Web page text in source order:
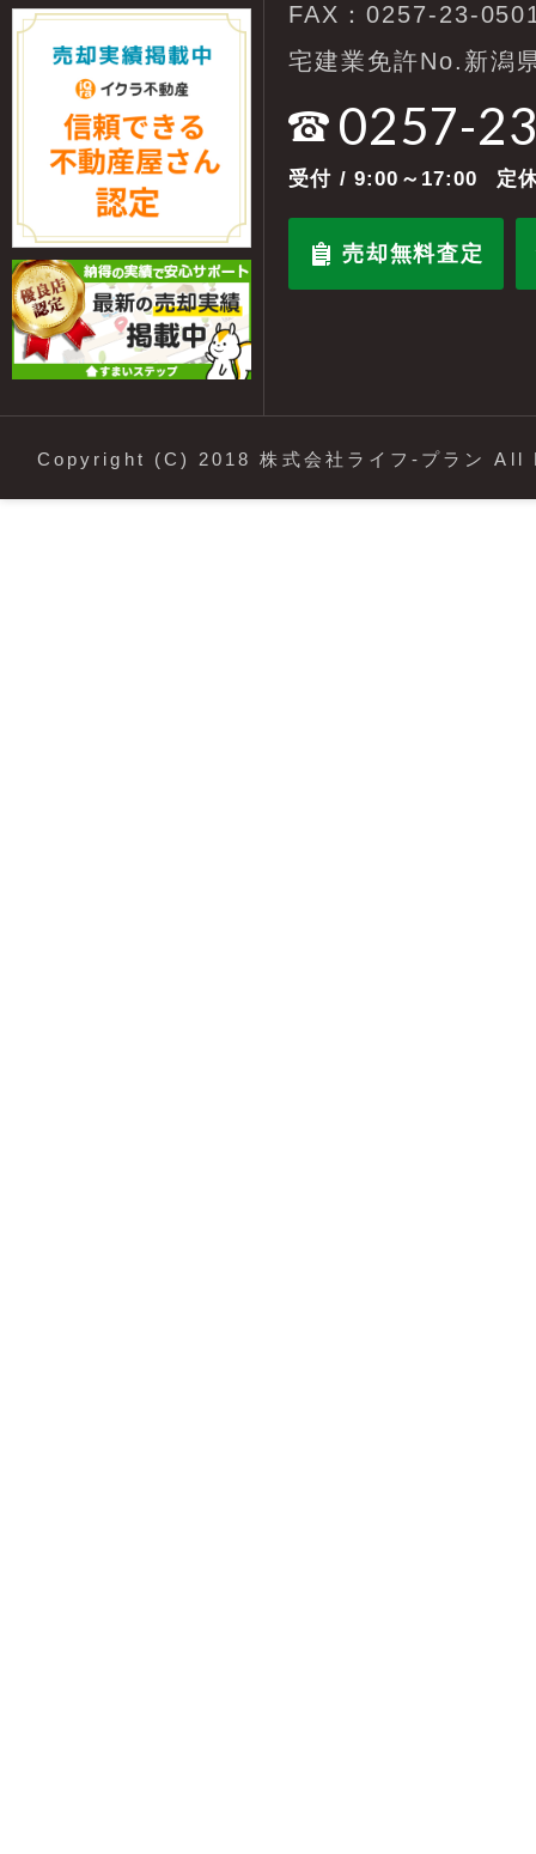
FAX：0257-23-
宅建業免許No.新潟
0257-
受付 / 9:00～17:00 定
売却無料査定
Copyright (C) 2018 株式会社ライフ-プラン